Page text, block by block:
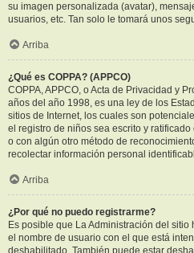
su imagen personalizada (avatar),
usuarios, etc. Tan solo le tomará unos
Arriba
¿Qué es COPPA? (APPCO)
COPPA, APPCO, o Acta de Privacidad y
años del año 1998, es una ley de los
sitios de Internet, los cuales son
el registro de niños sea escrito y
o con algún otro método de
recolectar información personal
Arriba
¿Por qué no puedo registrarme?
Es posible que La Administración del
el nombre de usuario con el que está
deshabilitado. También puede estar